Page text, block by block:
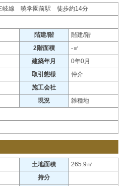
岐線 暁学園前駅 徒歩約14分
階建/階
階建/階
2階面積
-㎡
建築年月
0年0月
取引態様
仲介
施工会社
現況
雑種地
土地面積
265.9㎡
持分